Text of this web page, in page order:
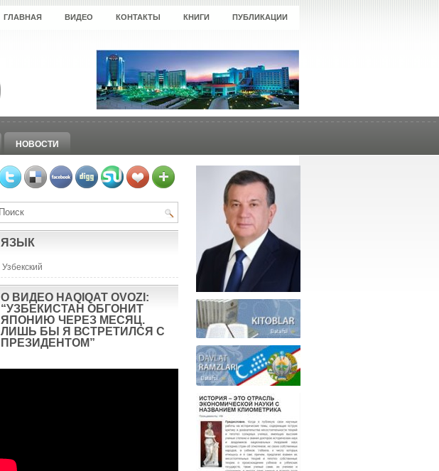
ГЛАВНАЯ ВИДЕО КОНТАКТЫ КНИГИ ПУБЛИКАЦИИ
НОВОСТИ
ЯЗЫК
Узбекский
О ВИДЕО HAQIQAT OVOZI:
“УЗБЕКИСТАН ОБГОНИТ
ЯПОНИЮ ЧЕРЕЗ МЕСЯЦ.
ЛИШЬ БЫ Я ВСТРЕТИЛСЯ С
ПРЕЗИДЕНТОМ”